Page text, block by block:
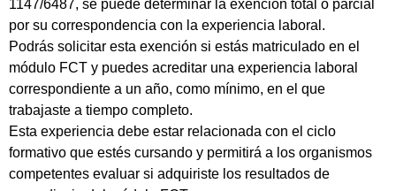
1147/6487, se puede determinar la exención total o parcial
por su correspondencia con la experiencia laboral.
Podrás solicitar esta exención si estás matriculado en el
módulo FCT y puedes acreditar una experiencia laboral
correspondiente a un año, como mínimo, en el que
trabajaste a tiempo completo.
Esta experiencia debe estar relacionada con el ciclo
formativo que estés cursando y permitirá a los organismos
competentes evaluar si adquiriste los resultados de